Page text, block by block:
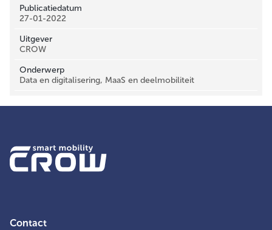
Publicatiedatum
27-01-2022
Uitgever
CROW
Onderwerp
Data en digitalisering, MaaS en deelmobiliteit
Contact